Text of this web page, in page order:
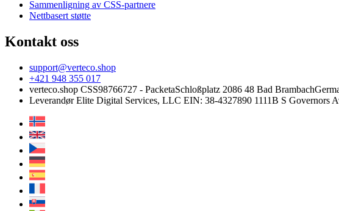
Sammenligning av CSS-partnere
Nettbasert støtte
Kontakt oss
support@verteco.shop
+421 948 355 017
verteco.shop CSS98766727 - PacketaSchloßplatz 2086 48 Bad Brambach
Leverandør Elite Digital Services, LLC EIN: 38-4327890 1111B S Governors